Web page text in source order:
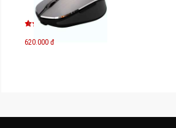
620.000 đ